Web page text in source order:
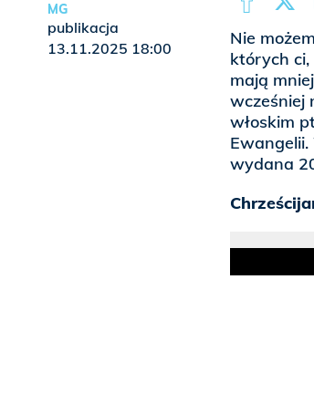
Nie
których ci,
mają
wcześniej
włoskim
wydana
MG
publikacja
13.11.2025 18:00